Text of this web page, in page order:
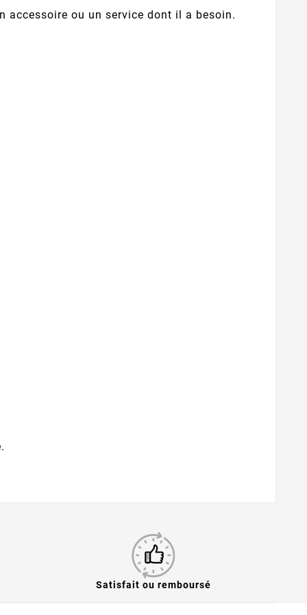
accessoire ou un service dont il a besoin.
Satisfait ou remboursé